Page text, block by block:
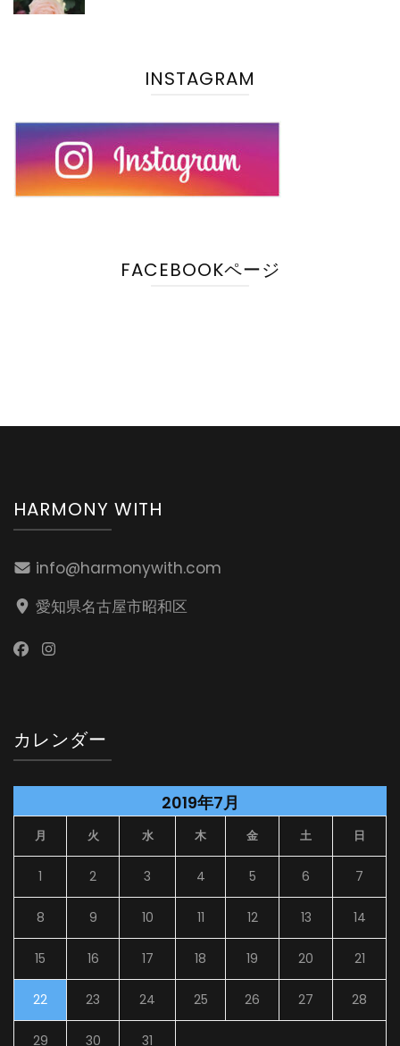
INSTAGRAM
FACEBOOKページ
HARMONY WITH
info@harmonywith.com
愛知県名古屋市昭和区
カレンダー
2019年7月
月 火 水 木 金 土 日
1 2 3 4 5 6 7
8 9 10 11 12 13 14
15 16 17 18 19 20 21
22 23 24 25 26 27 28
29 30 31